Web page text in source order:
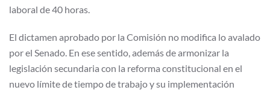
laboral de 40 horas.
El dictamen aprobado por la Comisión no modifica lo avalado
por el Senado. En ese sentido, además de armonizar la
legislación secundaria con la reforma constitucional en el
nuevo límite de tiempo de trabajo y su implementación